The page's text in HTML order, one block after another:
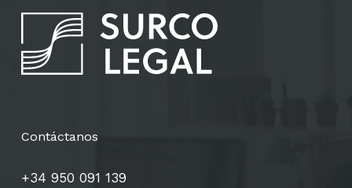
Contáctanos
+34 950 091 139